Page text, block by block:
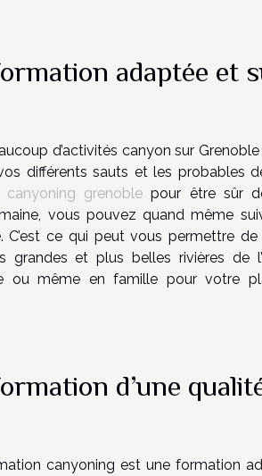
adaptée et
d’activités canyon sur
différents sauts et les probables
canyoning grenoble pour être sûr
vous pouvez quand même
C’est ce qui peut vous permettre
grandes et plus belles rivières de
ou même en famille pour votre
d’une
canyoning est une formation